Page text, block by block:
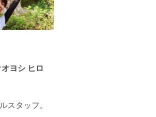
ヨシ ヒロ
スタッフ。